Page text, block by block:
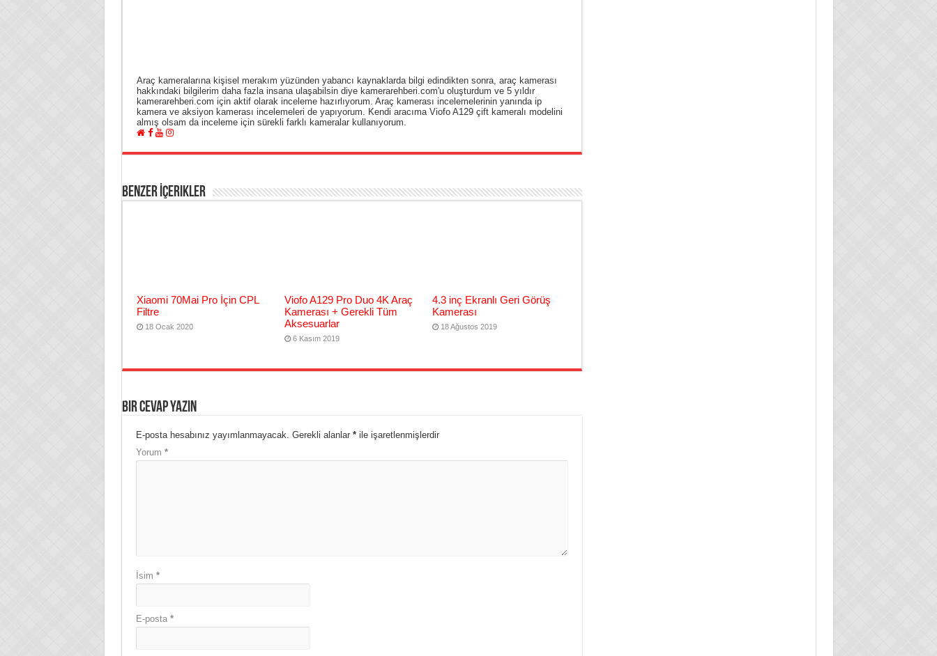
Araç kameralarına kişisel merakım yüzünden yabancı kaynaklarda bilgi edindikten sonra, araç kamerası
hakkındaki bilgilerim daha fazla insana ulaşabilsin diye kamerarehberi.com'u oluşturdum ve 5 yıldır
kamerarehberi.com için aktif olarak inceleme hazırlıyorum. Araç kamerası incelemelerinin yanında ip
kamera ve aksiyon kamerası incelemeleri de yapıyorum. Kendi aracıma Viofo A129 çift kameralı modelini
almış olsam da inceleme için sürekli farklı kameralar kullanıyorum.
Benzer İçerikler
Xiaomi 70Mai Pro İçin CPL
Filtre
18 Ocak 2020
Viofo A129 Pro Duo 4K Araç
Kamerası + Gerekli Tüm
Aksesuarlar
6 Kasım 2019
4.3 inç Ekranlı Geri Görüş
Kamerası
18 Ağustos 2019
Bir cevap yazın
E-posta hesabınız yayımlanmayacak. Gerekli alanlar *ile işaretlenmişlerdir
Yorum *
İsim *
E-posta *